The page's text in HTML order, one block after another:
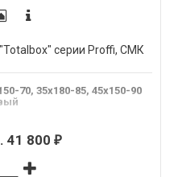
серии Proffi, СМК
70, 35х180-85, 45х150-90
41 800 ₽